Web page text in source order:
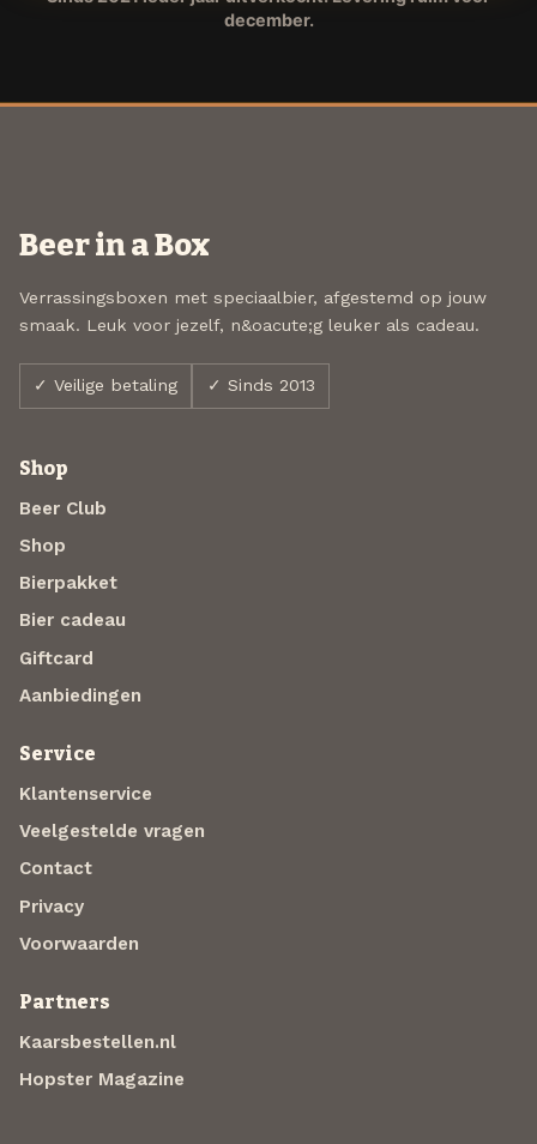
december.
Beer in a Box
Verrassingsboxen met speciaalbier, afgestemd op jouw
smaak. Leuk voor jezelf, n&oacute;g leuker als cadeau.
✓ Veilige betaling ✓ Sinds 2013
Shop
Beer Club
Shop
Bierpakket
Bier cadeau
Giftcard
Aanbiedingen
Service
Klantenservice
Veelgestelde vragen
Contact
Privacy
Voorwaarden
Partners
Kaarsbestellen.nl
Hopster Magazine